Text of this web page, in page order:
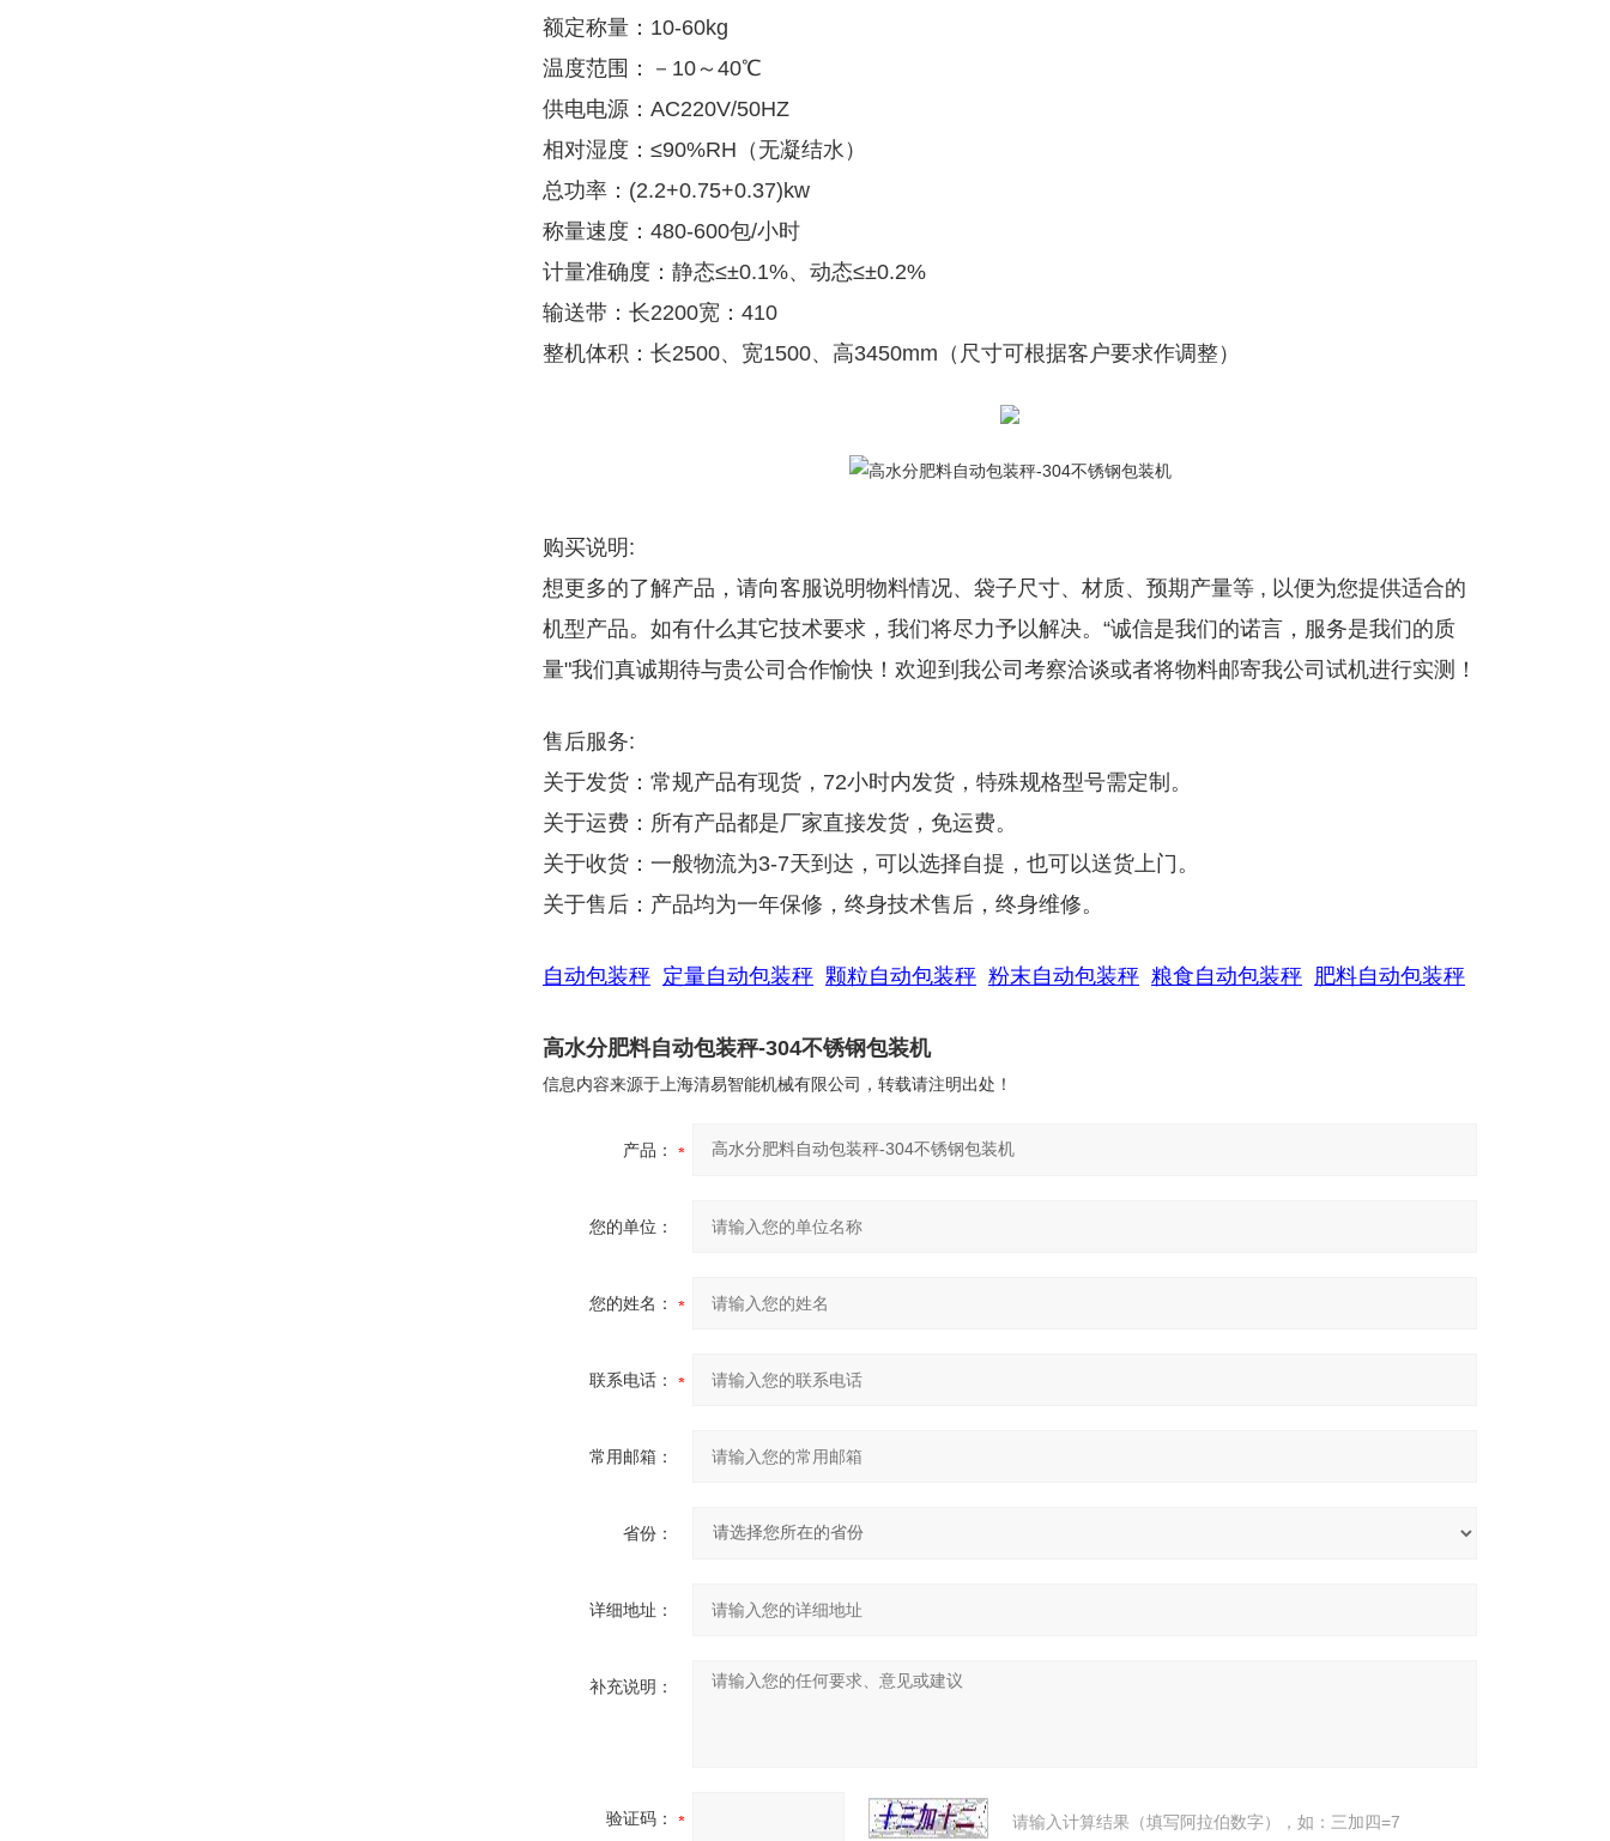
额定称量：10-60kg
温度范围：－10～40℃
供电电源：AC220V/50HZ
相对湿度：≤90%RH（无凝结水）
总功率：(2.2+0.75+0.37)kw
称量速度：480-600包/小时
计量准确度：静态≤±0.1%、动态≤±0.2%
输送带：长2200宽：410
整机体积：长2500、宽1500、高3450mm（尺寸可根据客户要求作调整）
购买说明:
想更多的了解产品，请向客服说明物料情况、袋子尺寸、材质、预期产量等 , 以便为您提供适合的
机型产品。如有什么其它技术要求，我们将尽力予以解决。“诚信是我们的诺言，服务是我们的质
量"我们真诚期待与贵公司合作愉快！欢迎到我公司考察洽谈或者将物料邮寄我公司试机进行实测！
售后服务:
关于发货：常规产品有现货，72小时内发货，特殊规格型号需定制。
关于运费：所有产品都是厂家直接发货，免运费。
关于收货：一般物流为3-7天到达，可以选择自提，也可以送货上门。
关于售后：产品均为一年保修，终身技术售后，终身维修。
自动包装秤 定量自动包装秤 颗粒自动包装秤 粉末自动包装秤 粮食自动包装秤 肥料自动包装秤
高水分肥料自动包装秤-304不锈钢包装机
信息内容来源于上海清易智能机械有限公司，转载请注明出处！
产品：
您的单位：
您的姓名：
联系电话：
常用邮箱：
省份：
详细地址：
补充说明：
验证码： 请输入计算结果（填写阿拉伯数字），如：三加四=7